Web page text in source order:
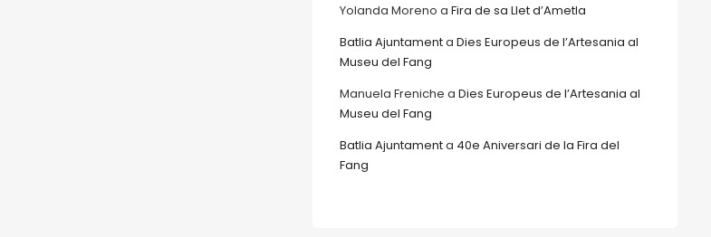
Yolanda Moreno a Fira de sa Llet d’Ametla
Batlia Ajuntamenta Dies Europeus de l’Artesania al
Museu del Fang
Manuela Freniche a Dies Europeus de l’Artesania al
Museu del Fang
Batlia Ajuntamenta 40e Aniversari de la Fira del
Fang